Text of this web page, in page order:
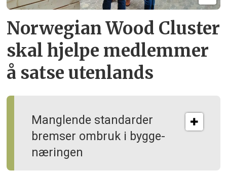
Norwegian Wood Cluster
skal hjelpe medlemmer
å satse utenlands
Manglende standarder
bremser ombruk i bygge­
næringen